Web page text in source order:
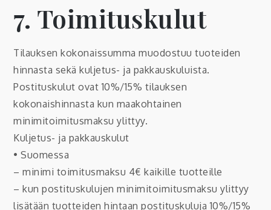
7. Toimituskulut
Tilauksen kokonaissumma muodostuu tuoteiden
hinnasta sekä kuljetus- ja pakkauskuluista.
Postituskulut ovat 10%/15% tilauksen
kokonaishinnasta kun maakohtainen
minimitoimitusmaksu ylittyy.
Kuljetus- ja pakkauskulut
• Suomessa
– minimi toimitusmaksu 4€ kaikille tuotteille
– kun postituskulujen minimitoimitusmaksu ylittyy
lisätään tuotteiden hintaan postituskuluja 10%/15%